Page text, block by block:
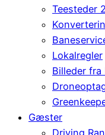
Teesteder
Lokalregler
Billeder fra
Gæster
Driving